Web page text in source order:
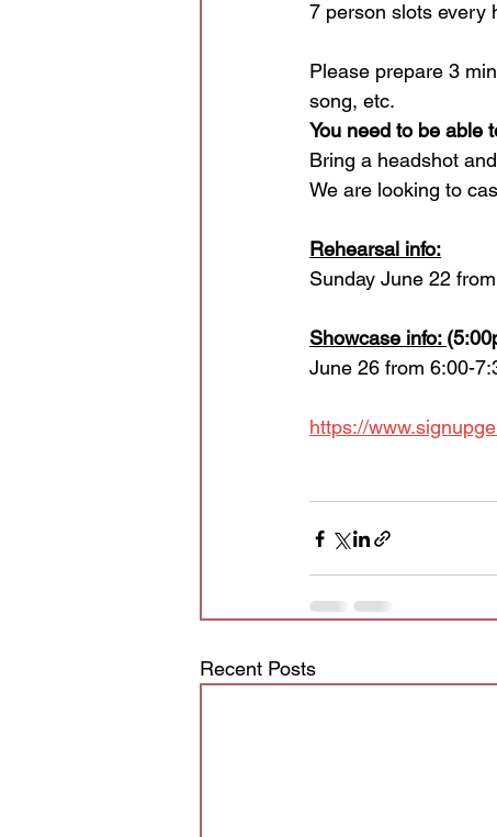
7 person slots every
Please prepare 3
song, etc.
You need to be able
Bring a headshot
We are looking to
Rehearsal info:
Sunday June 22
Showcase info:
June 26 from 6:00-
https://
Recent Posts